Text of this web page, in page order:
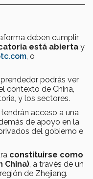
deben cumplir
está abierta y
, o
podrás ver
contexto de China,
y los sectores.
acceso a una
de apoyo en la
del gobierno e
constituirse como
China), a través de un
de Zhejiang.